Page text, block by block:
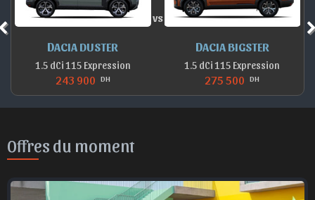
DACIA DUSTER
1.5 dCi 115 Expression
243 900 DH
vs
DACIA BIGSTER
1.5 dCi 115 Expression
275 500 DH
Offres du moment